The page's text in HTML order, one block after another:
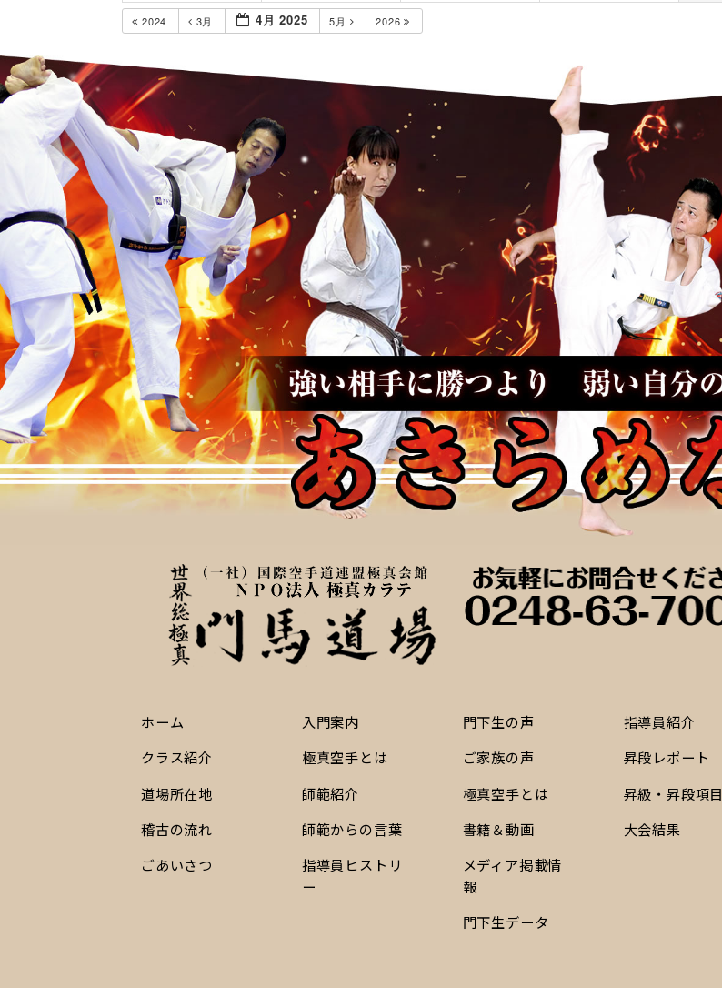
2024 3月 4月 2025 5月 2026
ホーム
クラス紹介
道場所在地
稽古の流れ
ごあいさつ
入門案内
極真空手とは
師範紹介
師範からの言葉
指導員ヒストリ
ー
門下生の声
ご家族の声
極真空手とは
書籍＆動画
メディア掲載情
報
門下生データ
指導員紹介
昇段レポート
昇級・昇段項目
大会結果